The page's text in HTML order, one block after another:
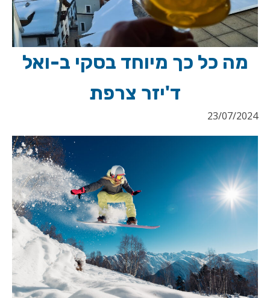
מה כל כך מיוחד בסקי ב-ואל
ד'יזר צרפת
23/07/2024